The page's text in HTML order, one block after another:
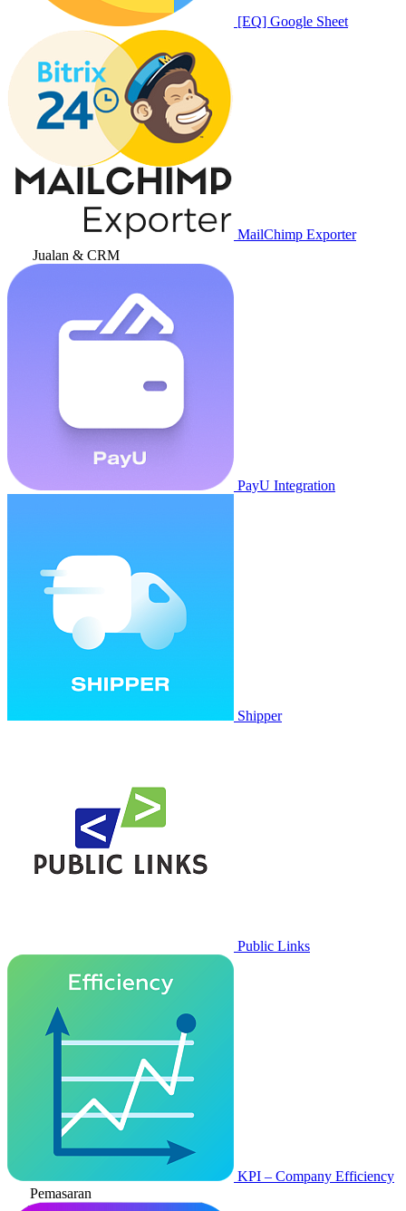
[EQ] Google Sheet
MailChimp Exporter
Jualan & CRM
PayU Integration
Shipper
Public Links
KPI – Company Efficiency
Pemasaran